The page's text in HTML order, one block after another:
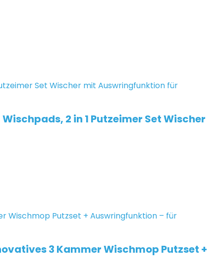
2 in 1 Putzeimer Set Wischer
3 Kammer Wischmop Putzset +